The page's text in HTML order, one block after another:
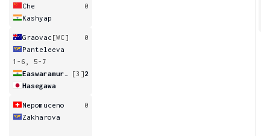
Che
0
Kashyap
Graovac [WC]
0
Panteleeva
1-6, 5-7
[3]2
Hasegawa
Nepomuceno
0
Zakharova